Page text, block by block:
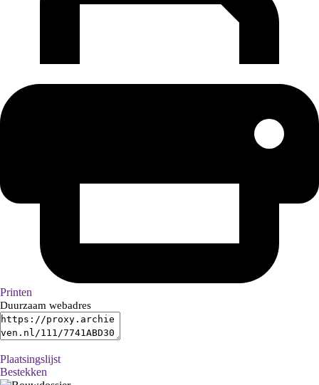
Printen
Duurzaam webadres
Plaatsingslijst
Bestekken